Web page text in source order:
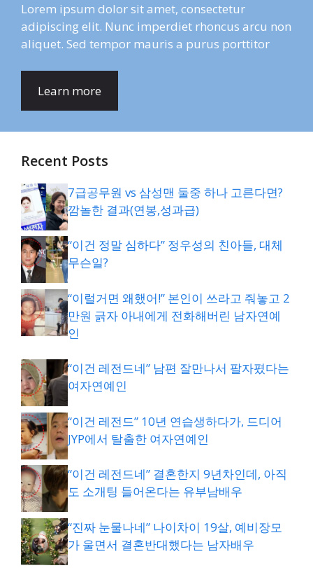
Lorem ipsum dolor sit amet, consectetur
adipiscing elit. Nunc imperdiet rhoncus arcu non
aliquet. Sed tempor mauris a purus porttitor
Learn more
Recent Posts
7급공무원 vs 삼성맨 둘중 하나 고른다면?
깜놀한 결과(연봉,성과급)
“이건 정말 심하다” 정우성의 친아들, 대체
무슨일?
“이럴거면 왜했어!” 본인이 쓰라고 줘놓고 2
만원 긁자 아내에게 전화해버린 남자연예
인
“이건 레전드네” 남편 잘만나서 팔자폈다는
여자연예인
“이건 레전드” 10년 연습생하다가, 드디어
JYP에서 탈출한 여자연예인
“이건 레전드네” 결혼한지 9년차인데, 아직
도 소개팅 들어온다는 유부남배우
“진짜 눈물나네” 나이차이 19살, 예비장모
가 울면서 결혼반대했다는 남자배우